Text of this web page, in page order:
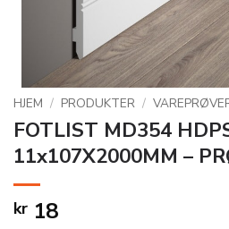
HJEM / PRODUKTER /
FOTLIST MD354
11x107X2000MM –
kr 18